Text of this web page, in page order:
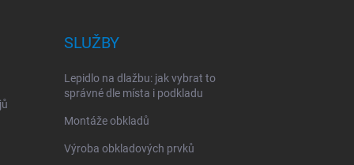
SLUŽBY
Lepidlo na dlažbu: jak vybrat to
správné dle místa i podkladu
Montáže obkladů
Výroba obkladových prvků